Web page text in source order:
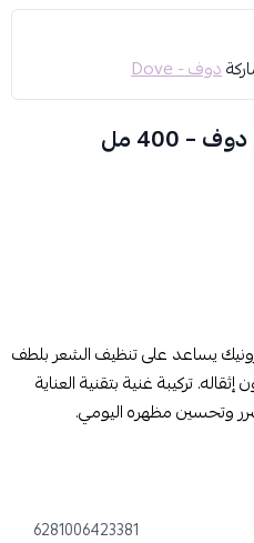
دوف - Dove
400 مل
يساعد على تنظيف الشعر بلطف
تركيبة غنية بتقنية العناية
وتحسين مظهره اليومي.
6281006423381